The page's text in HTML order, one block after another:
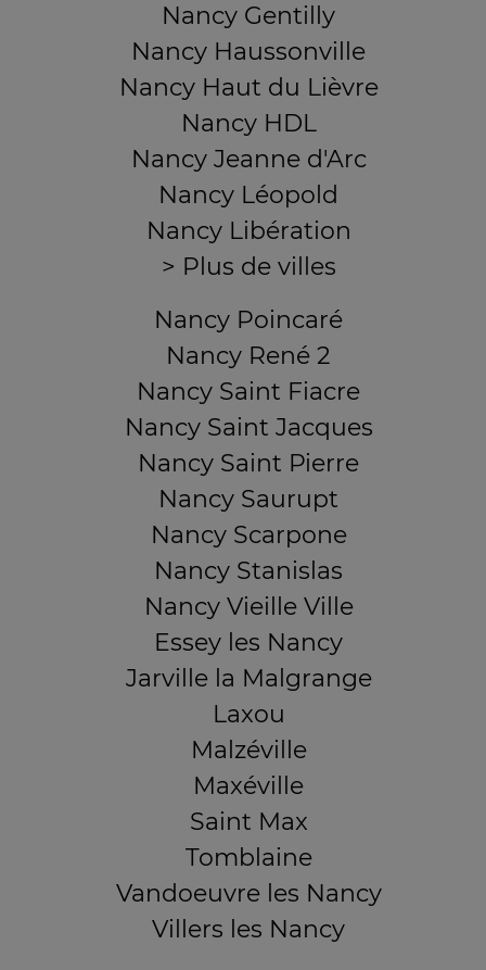
Nancy Gentilly
Nancy Haussonville
Nancy Haut du Lièvre
Nancy HDL
Nancy Jeanne d'Arc
Nancy Léopold
Nancy Libération
> Plus de villes
Nancy Poincaré
Nancy René 2
Nancy Saint Fiacre
Nancy Saint Jacques
Nancy Saint Pierre
Nancy Saurupt
Nancy Scarpone
Nancy Stanislas
Nancy Vieille Ville
Essey les Nancy
Jarville la Malgrange
Laxou
Malzéville
Maxéville
Saint Max
Tomblaine
Vandoeuvre les Nancy
Villers les Nancy